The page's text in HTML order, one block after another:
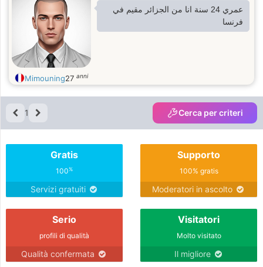
عمري 24 سنة انا من الجزائر مقيم في
فرنسا
Mimouning27 anni
1 Cerca per criteri
Gratis
100%
Servizi gratuiti
Supporto
100% gratis
Moderatori in ascolto
Serio
profili di qualità
Qualità confermata
Visitatori
Molto visitato
Il migliore